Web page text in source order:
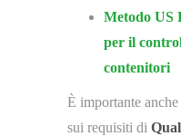
Metodo US
per il
contenitori
È importante
sui requisiti di